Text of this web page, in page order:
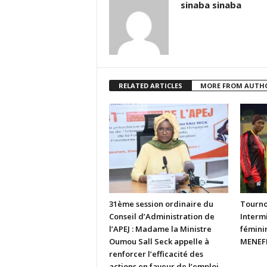
sinaba sinaba
RELATED ARTICLES MORE FROM
31ème session ordinaire du
Conseil d’Administration de
l’APEJ : Madame la Ministre
Oumou Sall Seck appelle à
renforcer l’efficacité des